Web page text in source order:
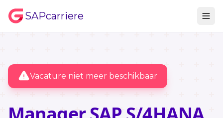
SAPcarriere
Vacature niet meer beschikbaar